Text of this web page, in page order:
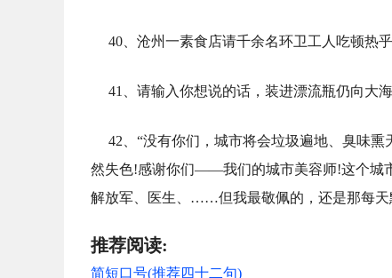
40、沧州一素食店请千余名环卫工人吃顿热乎
41、请输入你想说的话，装进漂流瓶仍向大海
42、“没有你们，城市将会垃圾遍地、臭味
然失色!感谢你们——我们的城市美容师!这个城
解放军、医生、……但我最敬佩的，还是那每天
推荐阅读:
简短口号(推荐四十二句)